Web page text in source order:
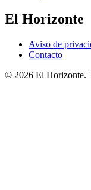
El Horizonte
Aviso de
Contacto
© 2026 El Horizonte.